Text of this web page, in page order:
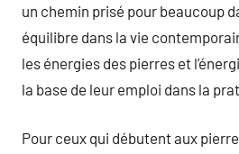
un chemin prisé pour beaucoup
équilibre dans la vie
les énergies des pierres et
la base de leur emploi dans la
Pour ceux qui débutent aux